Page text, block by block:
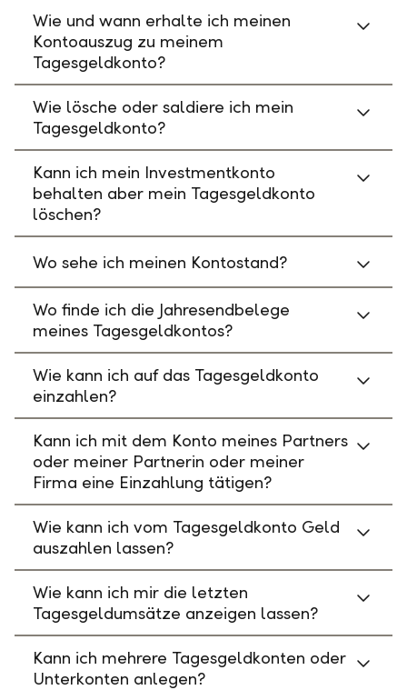
Wie und wann erhalte ich meinen
Kontoauszug zu meinem
Tagesgeldkonto?
Wie lösche oder saldiere ich mein
Tagesgeldkonto?
Kann ich mein Investmentkonto
behalten aber mein Tagesgeldkonto
löschen?
Wo sehe ich meinen Kontostand?
Wo finde ich die Jahresendbelege
meines Tagesgeldkontos?
Wie kann ich auf das Tagesgeldkonto
einzahlen?
Kann ich mit dem Konto meines Partners
oder meiner Partnerin oder meiner
Firma eine Einzahlung tätigen?
Wie kann ich vom Tagesgeldkonto Geld
auszahlen lassen?
Wie kann ich mir die letzten
Tagesgeldumsätze anzeigen lassen?
Kann ich mehrere Tagesgeldkonten oder
Unterkonten anlegen?